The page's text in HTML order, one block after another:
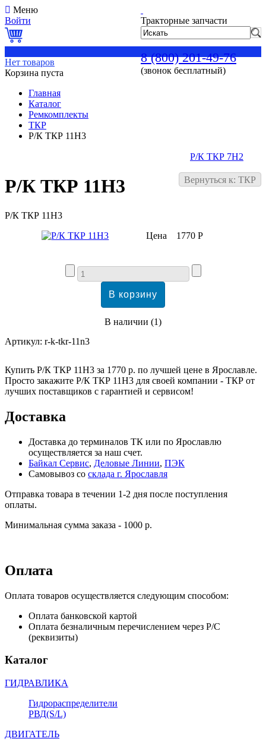
Тракторные запчасти
8 (800) 201-49-76
(звонок бесплатный)
Меню
Войти
Нет товаров
Корзина пуста
Главная
Каталог
Ремкомплекты
ТКР
Р/К ТКР 11Н3
Р/К ТКР 7Н2
Вернуться к: ТКР
Р/К ТКР 11Н3
Р/К ТКР 11Н3
Цена
1770 Р
В наличии (1)
Артикул: r-k-tkr-11n3
Купить Р/К ТКР 11Н3 за 1770 р. по лучшей цене в Ярославле.
Просто закажите Р/К ТКР 11Н3 для своей компании - ТКР от
лучших поставщиков с гарантией и сервисом!
Доставка
Доставка до терминалов ТК или по Ярославлю
осуществляется за наш счет.
Байкал Сервис, Деловые Линии, ПЭК
Самовывоз со склада г. Ярославля
Отправка товара в течении 1-2 дня после поступления
оплаты.
Минимальная сумма заказа - 1000 р.
Оплата
Оплата товаров осуществляется следующим способом:
Оплата банковской картой
Оплата безналичным перечислением через Р/С
(реквизиты)
Каталог
ГИДРАВЛИКА
Гидрораспределители
РВД(S/L)
ДВИГАТЕЛЬ